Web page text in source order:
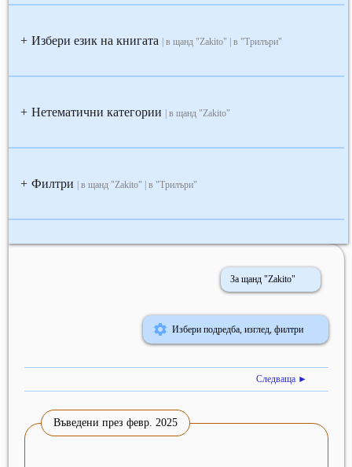
+ Избери език на книгата | в щанд "Zakito" | в "Трилъри"
+ Нетематични категории | в щанд "Zakito"
+ Филтри | в щанд "Zakito" | в "Трилъри"
За щанд "Zakito"
Избери подредба, изглед, филтри
Следваща ►
Въведени през февр. 2025